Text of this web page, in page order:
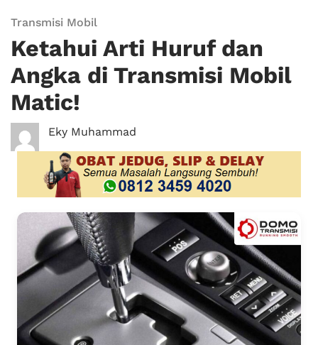
Transmisi Mobil
Ketahui Arti Huruf dan
Angka di Transmisi Mobil
Matic!
Eky Muhammad